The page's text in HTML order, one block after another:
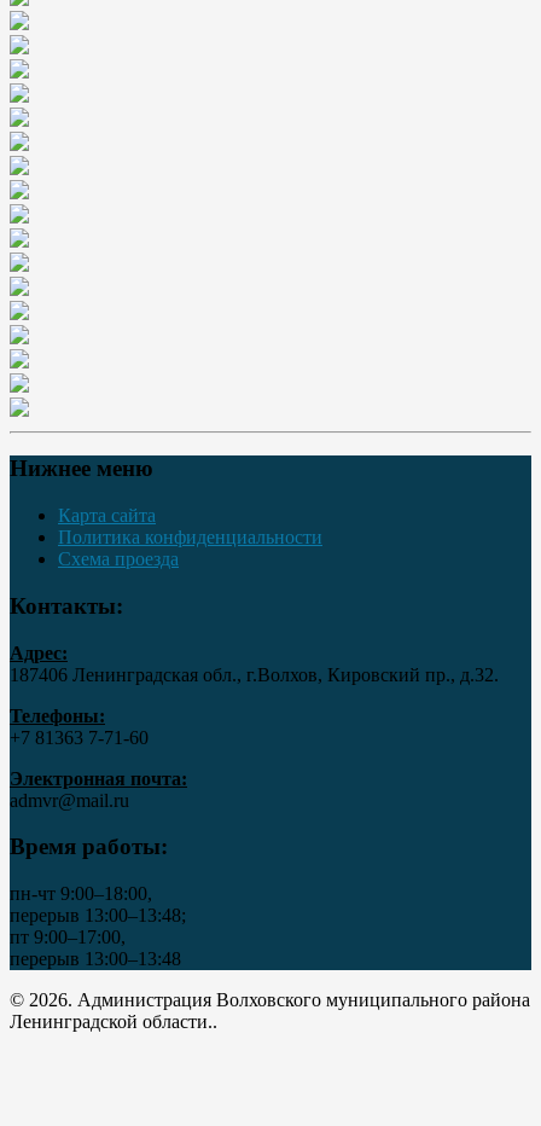
Нижнее меню
Карта сайта
Политика конфиденциальности
Схема проезда
Контакты:
Адрес:
187406 Ленинградская обл., г.Волхов, Кировский пр., д.32.
Телефоны:
+7 81363 7‑71-60
Электронная почта:
admvr@mail.ru
Время работы:
пн-чт 9:00–18:00,
перерыв 13:00–13:48;
пт 9:00–17:00,
перерыв 13:00–13:48
© 2026. Администрация Волховского муниципального района
Ленинградской области..